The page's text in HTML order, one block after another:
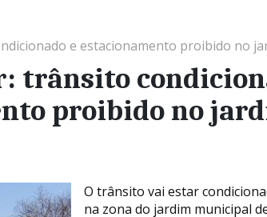
e estacionamento proibido no
trânsito
proibido no
O trânsito vai estar
na zona do jardim municipal